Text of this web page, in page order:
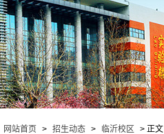
网站首页 > 招生动态 > 临沂校区 > 正文